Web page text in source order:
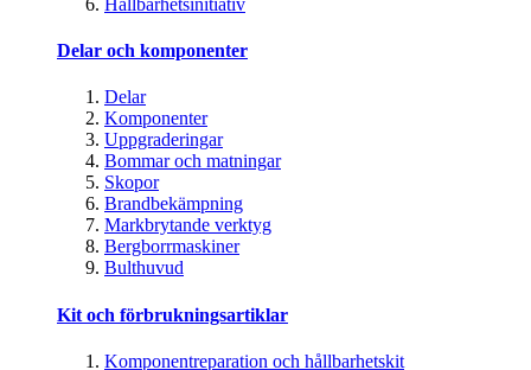
Delar och komponenter
Delar
Komponenter
Uppgraderingar
Bommar och matningar
Skopor
Brandbekämpning
Markbrytande verktyg
Bergborrmaskiner
Bulthuvud
Kit och förbrukningsartiklar
Komponentreparation och hållbarhetskit